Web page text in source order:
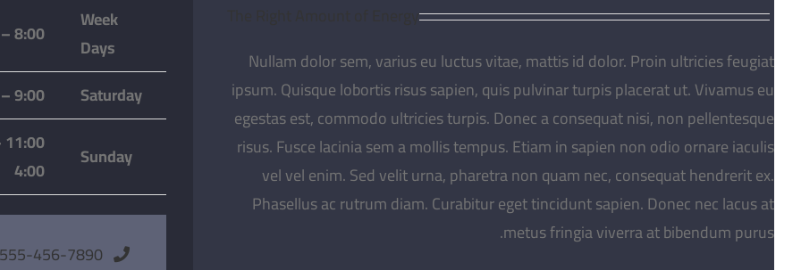
The Right Amount of Energy
Nullam dolor sem, varius eu luctus vitae, mattis id dolor. Proin ultricies feugiat
ipsum. Quisque lobortis risus sapien, quis pulvinar turpis placerat ut. Vivamus eu
egestas est, commodo ultricies turpis. Donec a consequat nisi, non pellentesque
risus. Fusce lacinia sem a mollis tempus. Etiam in sapien non odio ornare iaculis
vel vel enim. Sed velit urna, pharetra non quam nec, consequat hendrerit ex.
Phasellus ac rutrum diam. Curabitur eget tincidunt sapien. Donec nec lacus at
metus fringia viverra at bibendum purus.
Week
Days
8:00 – 5:00
Saturday
9:00 – 5:00
Sunday
4:00
1-555-456-7890